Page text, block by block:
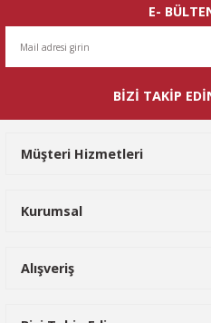
E-
BİZİ TAKİP
Müşteri Hizmetleri
Kurumsal
Alışveriş